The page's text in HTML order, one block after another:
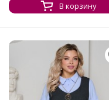
В корзину